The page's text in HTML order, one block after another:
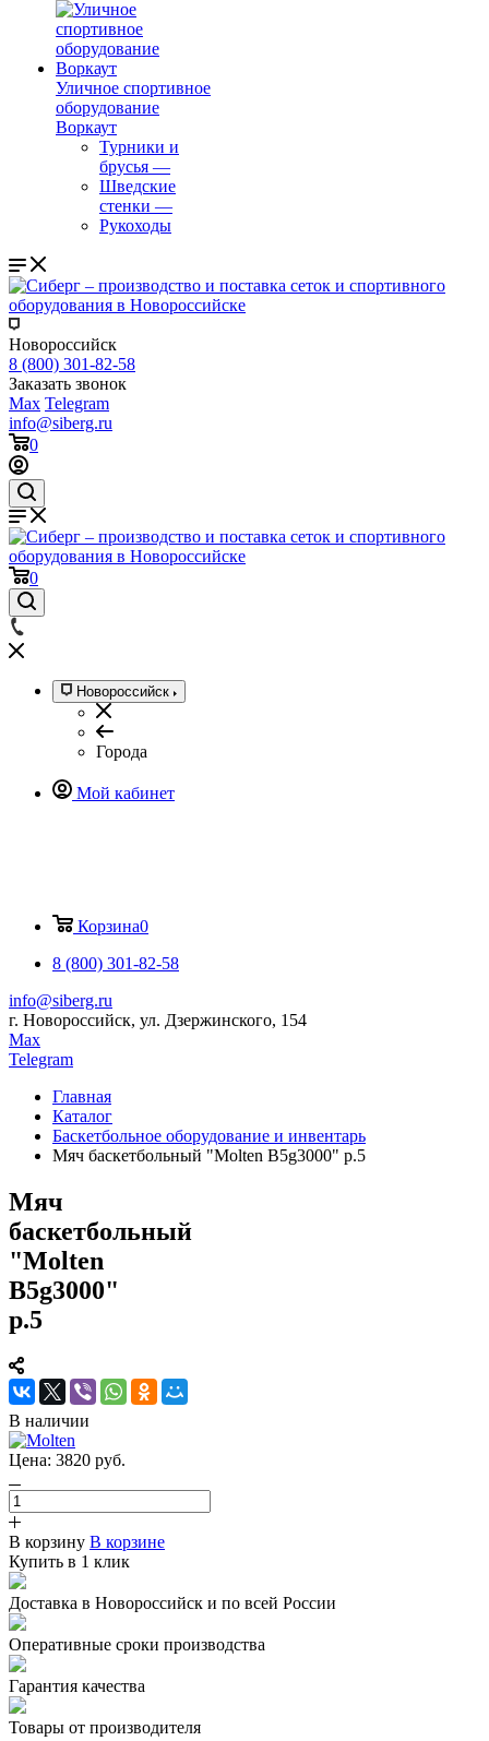
Уличное спортивное
оборудование
Воркаут
Турники и
брусья —
Шведские
стенки —
Рукоходы
Новороссийск
8 (800) 301-82-58
Заказать звонок
Max Telegram
info@siberg.ru
0
0
Новороссийск
Города
Мой кабинет
Корзина0
8 (800) 301-82-58
info@siberg.ru
г. Новороссийск, ул. Дзержинского, 154
Max
Telegram
Главная
Каталог
Баскетбольное оборудование и инвентарь
Мяч баскетбольный "Molten B5g3000" р.5
Мяч
баскетбольный
"Molten
B5g3000"
р.5
В наличии
Цена: 3820 руб.
В корзину В корзине
Купить в 1 клик
Доставка в Новороссийск и по всей России
Оперативные сроки производства
Гарантия качества
Товары от производителя